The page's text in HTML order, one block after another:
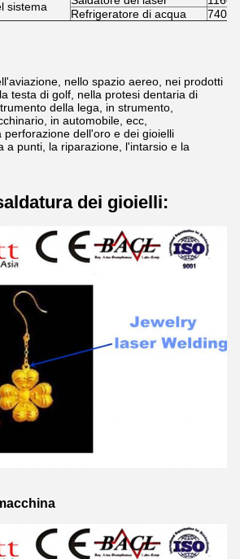
sistema
Refrigeratore di acqua
nello spazio aereo, nei prodotti
testa di golf, nella protesi dentaria di
della lega, in strumento,
in automobile, ecc,
perforazione dell'oro e dei gioielli
a punti, la riparazione, l'intarsio e la
dei gioielli: